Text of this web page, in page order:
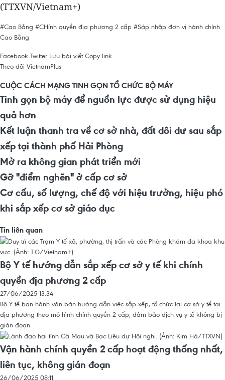
(TTXVN/Vietnam+)
#Cao Bằng #CHính quyền địa phương 2 cấp #Sáp nhập đơn vị hành chính
Cao Bằng
Facebook Twitter Lưu bài viết Copy link
Theo dõi VietnamPlus
CUỘC CÁCH MẠNG TINH GỌN TỔ CHỨC BỘ MÁY
Tinh gọn bộ máy để nguồn lực được sử dụng hiệu
quả hơn
Kết luận thanh tra về cơ sở nhà, đất dôi dư sau sắp
xếp tại thành phố Hải Phòng
Mở ra không gian phát triển mới
Gỡ "điểm nghẽn" ở cấp cơ sở
Cơ cấu, số lượng, chế độ với hiệu trưởng, hiệu phó
khi sắp xếp cơ sở giáo dục
Tin liên quan
Bộ Y tế hướng dẫn sắp xếp cơ sở y tế khi chính
quyền địa phương 2 cấp
27/06/2025 13:34
Bộ Y tế ban hành văn bản hướng dẫn việc sắp xếp, tổ chức lại cơ sở y tế tại
địa phương theo mô hình chính quyền 2 cấp, đảm bảo dịch vụ y tế không bị
gián đoạn.
Vận hành chính quyền 2 cấp hoạt động thống nhất,
liên tục, không gián đoạn
26/06/2025 08:11